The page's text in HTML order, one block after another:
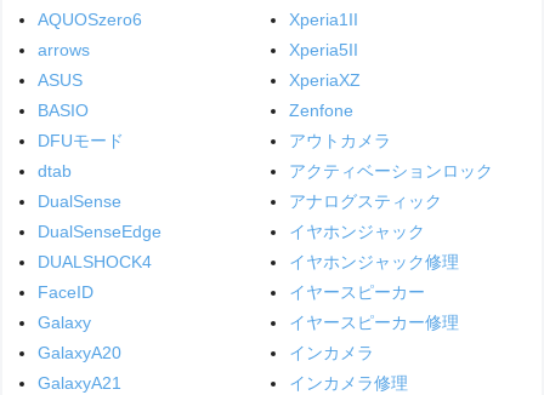
AQUOSzero6
arrows
ASUS
BASIO
DFUモード
dtab
DualSense
DualSenseEdge
DUALSHOCK4
FaceID
Galaxy
GalaxyA20
GalaxyA21
Xperia1II
Xperia5II
XperiaXZ
Zenfone
アウトカメラ
アクティベーションロック
アナログスティック
イヤホンジャック
イヤホンジャック修理
イヤースピーカー
イヤースピーカー修理
インカメラ
インカメラ修理